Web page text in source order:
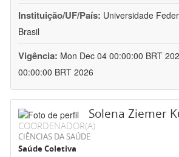
Instituição/UF/País: Universidade
Brasil
Vigência: Mon Dec 04 00:00:00 BRT
00:00:00 BRT 2026
Solena Ziemer
COORDENADOR(A)
CIÊNCIAS DA SAÚDE
Saúde Coletiva